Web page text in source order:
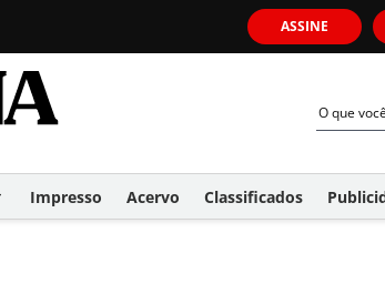
ASSINE
Impresso Acervo Classificados